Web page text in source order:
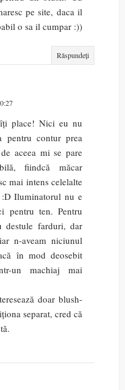
pe site, daca il
o sa il cumpar :))
Răspundeți
place! Nici eu nu
pentru contur prea
aceea mi se pare
fiindcă măcar
mai intens celelalte
Iluminatorul nu e
pentru ten. Pentru
farduri, dar
n-aveam niciunul
în mod deosebit
un machiaj mai
doar blush-
separat, cred că